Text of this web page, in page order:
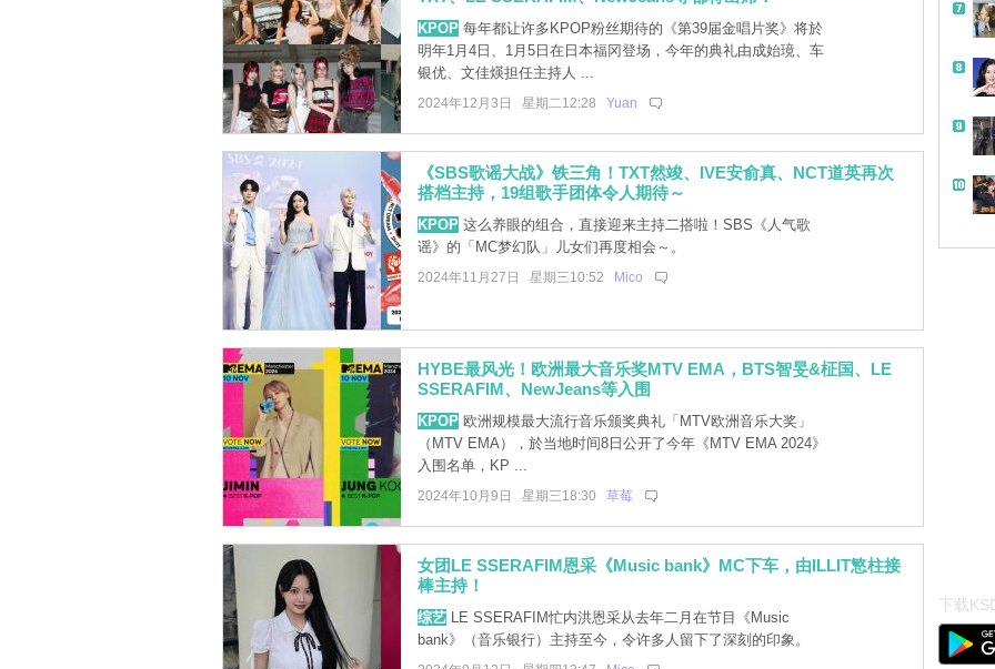
KPOP每年都让许多KPOP粉丝期待的《第39届金唱片奖》将於
明年1月4日、1月5日在日本福冈登场，今年的典礼由成始璄、车
银优、文佳煐担任主持人 ...
2024年12月3日 星期二12:28 Yuan
《SBS歌谣大战》铁三角！TXT然竣、IVE安俞真、NCT道英再次
搭档主持，19组歌手团体令人期待～
KPOP这么养眼的组合，直接迎来主持二搭啦！SBS《人气歌
谣》的「MC梦幻队」儿女们再度相会～。
2024年11月27日 星期三10:52 Mico
HYBE最风光！欧洲最大音乐奖MTV EMA，BTS智旻&柾国、LE
SSERAFIM、NewJeans等入围
KPOP欧洲规模最大流行音乐颁奖典礼「MTV欧洲音乐大奖」
（MTV EMA），於当地时间8日公开了今年《MTV EMA 2024》
入围名单，KP ...
2024年10月9日 星期三18:30 草莓
女团LE SSERAFIM恩采《Music bank》MC下车，由ILLIT慜柱接
棒主持！
综艺LE SSERAFIM忙内洪恩采从去年二月在节目《Music
bank》（音乐银行）主持至今，令许多人留下了深刻的印象。
下载